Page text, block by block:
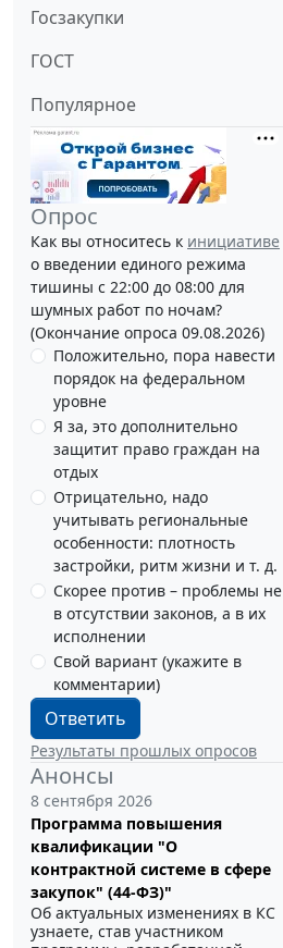
Госзакупки
ГОСТ
Популярное
Опрос
Как вы относитесь к инициативе
о введении единого режима
тишины с 22:00 до 08:00 для
шумных работ по ночам?
(Окончание опроса 09.08.2026)
Положительно, пора навести
порядок на федеральном
уровне
Я за, это дополнительно
защитит право граждан на
отдых
Отрицательно, надо
учитывать региональные
особенности: плотность
застройки, ритм жизни и т. д.
Скорее против – проблемы не
в отсутствии законов, а в их
исполнении
Свой вариант (укажите в
комментарии)
Ответить
Результаты прошлых опросов
Анонсы
8 сентября 2026
Программа повышения
квалификации "О
контрактной системе в сфере
закупок" (44-ФЗ)"
Об актуальных изменениях в КС
узнаете, став участником